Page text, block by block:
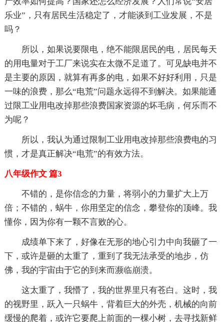
乐业”，只有居民生活稳定了，才能谈到工业发展，不是
吗？
所以，如果说要限电，绝不能限居民的电，居民每天
的用电量对于工厂来说实在太微不足道了。可见缺电并不
是主要的原因，就算有再多的电，如果不好好利用，只是
一味的浪费，那么“电荒”问题永远得不到解决。如果能通
过限工业用电改掉那些浪费国家资源的坏毛病，何乐而不
为呢？
所以，我认为通过限制工业用电改掉那些浪费电的习
惯，才是真正解决“电荒”的有效方法。
八年级作文 篇3
不错的，是你信念的力量，将弱小的力量扩大上万
倍；不错的，蜗牛，你用坚定的信念，攀登你的顶峰。我
懂你，因为你有一颗不言败的心。
成绩单下来了，好像在无形的地心引力中向我砸了一
下，或许是砸的太重了，重到了我无法承受的地步，仿
佛，我的宇宙由于它的到来而濒临崩溃。
这太重了，我懵了，我的世界里只有苍白。这时，我
的视野里，跃入一只蜗牛，背着巨大的外壳，机械的向前
缓慢的爬着，或许它要爬上前面的一棵小树，去寻找新鲜